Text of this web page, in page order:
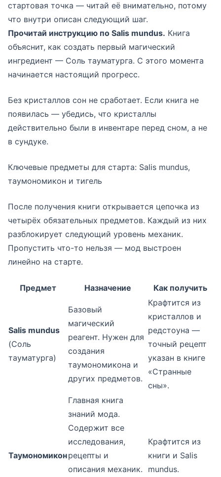
стартовая точка — читай её внимательно, потому
что внутри описан следующий шаг.
Прочитай инструкцию по Salis mundus. Книга
объяснит, как создать первый магический
ингредиент — Соль тауматурга. С этого момента
начинается настоящий прогресс.
Без кристаллов сон не сработает. Если книга не
появилась — убедись, что кристаллы
действительно были в инвентаре перед сном, а не
в сундуке.
Ключевые предметы для старта: Salis mundus,
таумономикон и тигель
После получения книги открывается цепочка из
четырёх обязательных предметов. Каждый из них
разблокирует следующий уровень механик.
Пропустить что-то нельзя — мод выстроен
линейно на старте.
Предмет Назначение Как получить
Salis mundus
(Соль
тауматурга)
Базовый
магический
реагент. Нужен для
создания
таумономикона и
других предметов.
Крафтится из
кристаллов и
редстоуна —
точный рецепт
указан в книге
«Странные
сны».
Таумономикон
Главная книга
знаний мода.
Содержит все
исследования,
рецепты и
описания механик.
Крафтится из
книги и Salis
mundus.